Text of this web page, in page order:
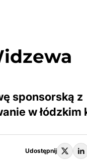
sponsorską z
w łódzkim
Udostępnij